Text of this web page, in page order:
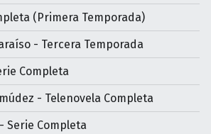
(Primera Temporada)
- Tercera Temporada
Completa
- Telenovela Completa
Serie Completa